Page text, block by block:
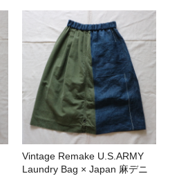
Vintage Remake U.S.ARMY
Laundry Bag × Japan 麻デニ